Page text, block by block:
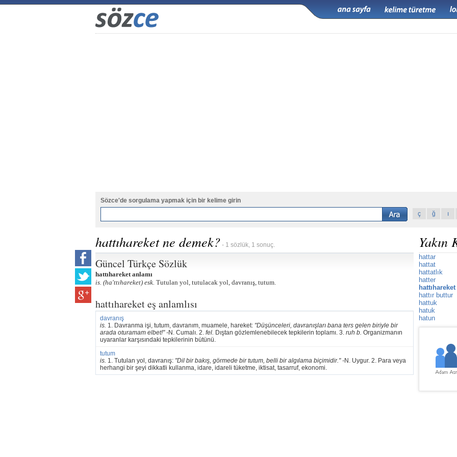
Sözce'de sorgulama yapmak için bir kelime girin
ç
ğ ı
hattıhareket ne demek? - 1 sözlük, 1 sonuç.
Güncel Türkçe Sözlük
hattıhareket anlamı
is. (ha'ttıhareket) esk. Tutulan yol, tutulacak yol, davranış, tutum.
hattıhareket eş anlamlısı
davranış
is. 1. Davranma işi, tutum, davranım, muamele, hareket: "Düşünceleri, davranışları bana ters gelen biriyle bir
arada oturamam elbet!" -N. Cumalı. 2. fel. Dıştan gözlemlenebilecek tepkilerin toplamı. 3. ruh b. Organizmanın
uyaranlar karşısındaki tepkilerinin bütünü.
tutum
is. 1. Tutulan yol, davranış: "Dil bir bakış, görmede bir tutum, belli bir algılama biçimidir." -N. Uygur. 2. Para veya
herhangi bir şeyi dikkatli kullanma, idare, idareli tüketme, iktisat, tasarruf, ekonomi.
Yakın
hattar
hattat
hattatlık
hatter
hattır buttur
hattuk
hatuk
hatun